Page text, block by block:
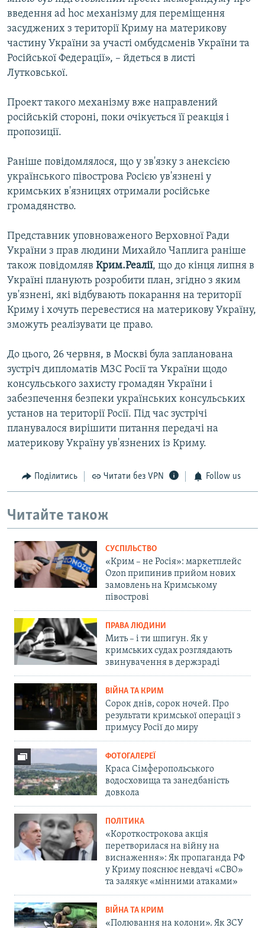
введення ad hoc механізму для переміщення
засуджених з території Криму на материкову
частину України за участі омбудсменів України та
Російської Федерації», – йдеться в листі
Лутковської.
Проект такого механізму вже направлений
російській стороні, поки очікується її реакція і
пропозиції.
Раніше повідомлялося, що у зв'язку з анексією
українського півострова Росією ув'язнені у
кримських в'язницях отримали російське
громадянство.
Представник уповноваженого Верховної Ради
України з прав людини Михайло Чаплига раніше
також повідомляв Крим.Реалії, що до кінця липня в
Україні планують розробити план, згідно з яким
ув'язнені, які відбувають покарання на території
Криму і хочуть перевестися на материкову Україну,
зможуть реалізувати це право.
До цього, 26 червня, в Москві була запланована
зустріч дипломатів МЗС Росії та України щодо
консульського захисту громадян України і
забезпечення безпеки українських консульських
установ на території Росії. Під час зустрічі
планувалося вирішити питання передачі на
материкову Україну ув'язнених із Криму.
Поділитись Читати без VPN Follow us
Читайте також
СУСПІЛЬСТВО
«Крим – не Росія»: маркетплейс
Ozon припинив прийом нових
замовлень на Кримському
півострові
ПРАВА ЛЮДИНИ
Мить – і ти шпигун. Як у
кримських судах розглядають
звинувачення в держзраді
ВІЙНА ТА КРИМ
Сорок днів, сорок ночей. Про
результати кримської операції з
примусу Росії до миру
ФОТОГАЛЕРЕЇ
Краса Сімферопольського
водосховища та занедбаність
довкола
ПОЛІТИКА
«Короткострокова акція
перетворилася на війну на
виснаження»: Як пропаганда РФ
у Криму пояснює невдачі «СВО»
та залякує «мінними атаками»
ВІЙНА ТА КРИМ
«Полювання на колони». Як ЗСУ